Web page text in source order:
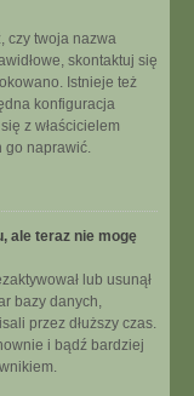
czy twoja nazwa
skontaktuj się
Istnieje też
konfiguracja
z właścicielem
go naprawić.
ale teraz nie mogę
lub usunął
bazy danych,
przez dłuższy czas.
i bądź bardziej